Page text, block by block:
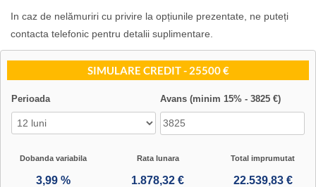
In caz de nelămuriri cu privire la opțiunile prezentate, ne puteți
contacta telefonic pentru detalii suplimentare.
SIMULARE CREDIT - 25500 €
Perioada Avans (minim 15% - 3825 €)
Dobanda variabila Rata lunara Total imprumutat